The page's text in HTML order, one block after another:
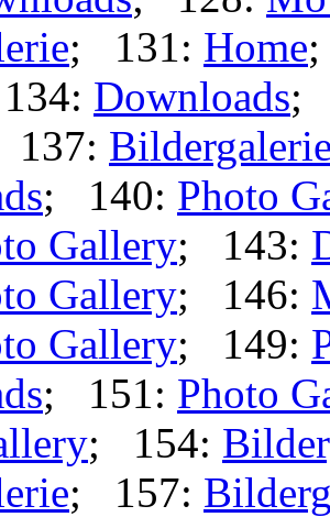
; 131: Home
Downloads;
; 140: Photo
Gallery; 143:
Gallery; 146:
Gallery; 149:
; 151: Photo
; 154:
; 157: